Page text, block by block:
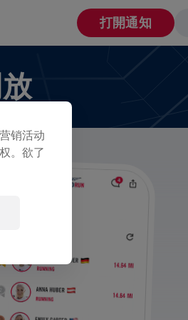
打開通知
销活动
。欲了